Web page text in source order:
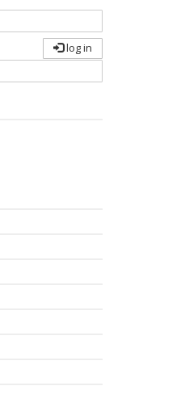
log in